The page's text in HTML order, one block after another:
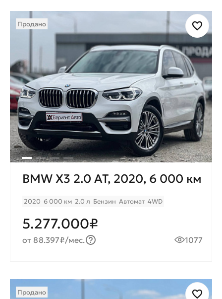
Продано
BMW X3 2.0 AT, 2020, 6 000 км
2020 6 000 км 2.0 л Бензин Автомат 4WD
5.277.000₽
от 88.397₽/мес. 1077
Продано